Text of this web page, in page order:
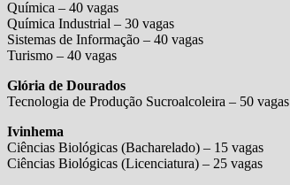
Química – 40 vagas
Química Industrial – 30 vagas
Sistemas de Informação – 40 vagas
Turismo – 40 vagas
Glória de Dourados
Tecnologia de Produção Sucroalcoleira – 50 vagas
Ivinhema
Ciências Biológicas (Bacharelado) – 15 vagas
Ciências Biológicas (Licenciatura) – 25 vagas